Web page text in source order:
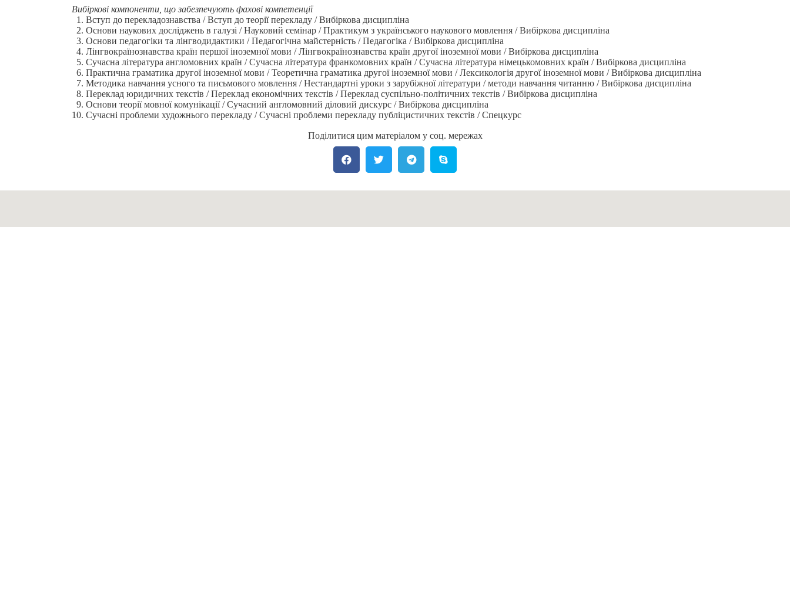
Вибіркові компоненти, що забезпечують фахові компетенції
Вступ до перекладознавства / Вступ до теорії перекладу / Вибіркова дисципліна
Основи наукових досліджень в галузі / Науковий семінар / Практикум з українського наукового мовлення / Вибіркова дисципліна
Основи педагогіки та лінгводидактики / Педагогічна майстерність / Педагогіка / Вибіркова дисципліна
Лінгвокраїнознавства країн першої іноземної мови / Лінгвокраїнознавства країн другої іноземної мови / Вибіркова дисципліна
Сучасна література англомовних країн / Сучасна література франкомовних країн / Сучасна література німецькомовних країн / Вибіркова дисципліна
Практична граматика другої іноземної мови / Теоретична граматика другої іноземної мови / Лексикологія другої іноземної мови / Вибіркова дисципліна
Методика навчання усного та письмового мовлення / Нестандартні уроки з зарубіжної літератури / методи навчання читанню / Вибіркова дисципліна
Переклад юридичних текстів / Переклад економічних текстів / Переклад суспільно-політичних текстів / Вибіркова дисципліна
Основи теорії мовної комунікації / Сучасний англомовний діловий дискурс / Вибіркова дисципліна
Сучасні проблеми художнього перекладу / Сучасні проблеми перекладу публіцистичних текстів / Спецкурс
Поділитися цим матеріалом у соц. мережах